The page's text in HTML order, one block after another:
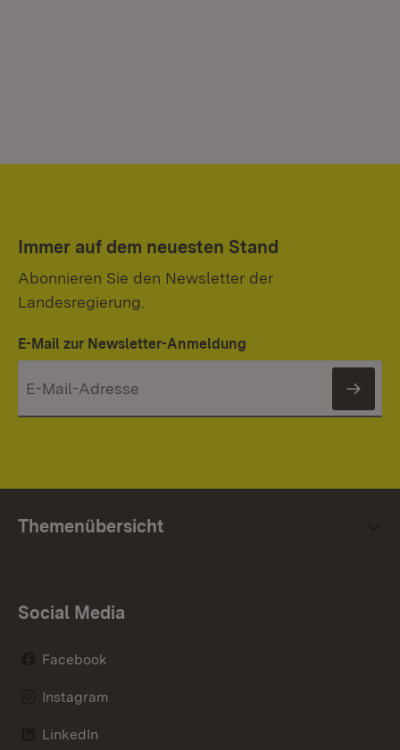
Immer auf dem neuesten Stand
Abonnieren Sie den Newsletter der
Landesregierung.
E-Mail zur Newsletter-Anmeldung
Themenübersicht
Social Media
Facebook
Instagram
LinkedIn